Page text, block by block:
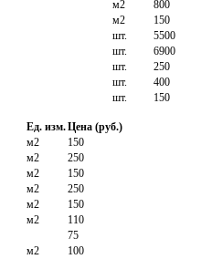
м2
800
м2
150
шт.
5500
шт.
6900
шт.
250
шт.
400
шт.
150
Ед. изм.Цена (руб.)
м2
150
м2
250
м2
150
м2
250
м2
150
м2
110
75
м2
100